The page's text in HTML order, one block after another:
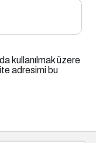
kullanılmak üzere
adresimi bu